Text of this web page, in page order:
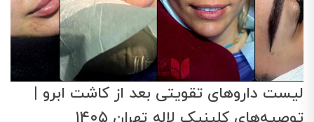
لیست داروهای تقویتی بعد از کاشت ابرو |